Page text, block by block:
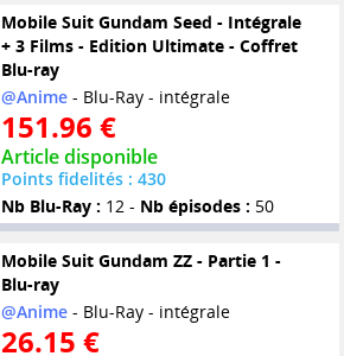
Mobile Suit Gundam Seed - Intégrale
+ 3 Films - Edition Ultimate - Coffret
Blu-ray
@Anime- Blu-Ray - intégrale
151.96 €
Article disponible
Points fidelités : 430
Nb Blu-Ray : 12 - Nb épisodes : 50
Mobile Suit Gundam ZZ - Partie 1 -
Blu-ray
@Anime- Blu-Ray - intégrale
26.15 €